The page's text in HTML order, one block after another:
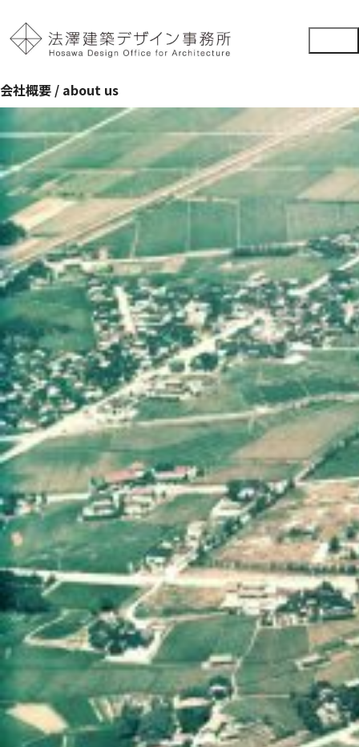
会社概要 / about us